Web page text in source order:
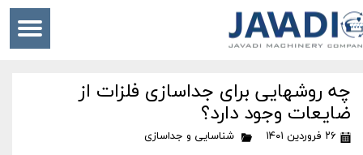
چه روشهایی برای جداسازی فلزات از
ضایعات وجود دارد؟
۲۶ فروردین ۱۴۰۱ شناسایی و جداسازی